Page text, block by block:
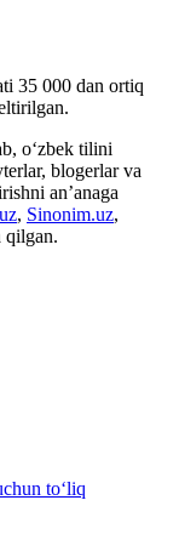
35 000 dan ortiq
o‘zbek tilini
blogerlar va
an’anaga
, Sinonim.uz,
qilgan.
to‘liq